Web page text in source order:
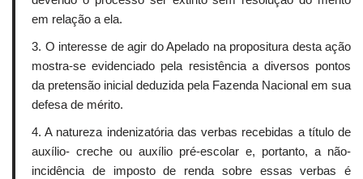
em relação a ela.
3. O interesse de agir do Apelado na propositura desta ação
mostra-se evidenciado pela resistência a diversos pontos
da pretensão inicial deduzida pela Fazenda Nacional em sua
defesa de mérito.
4. A natureza indenizatória das verbas recebidas a título de
auxílio- creche ou auxílio pré-escolar e, portanto, a não-
incidência de imposto de renda sobre essas verbas é